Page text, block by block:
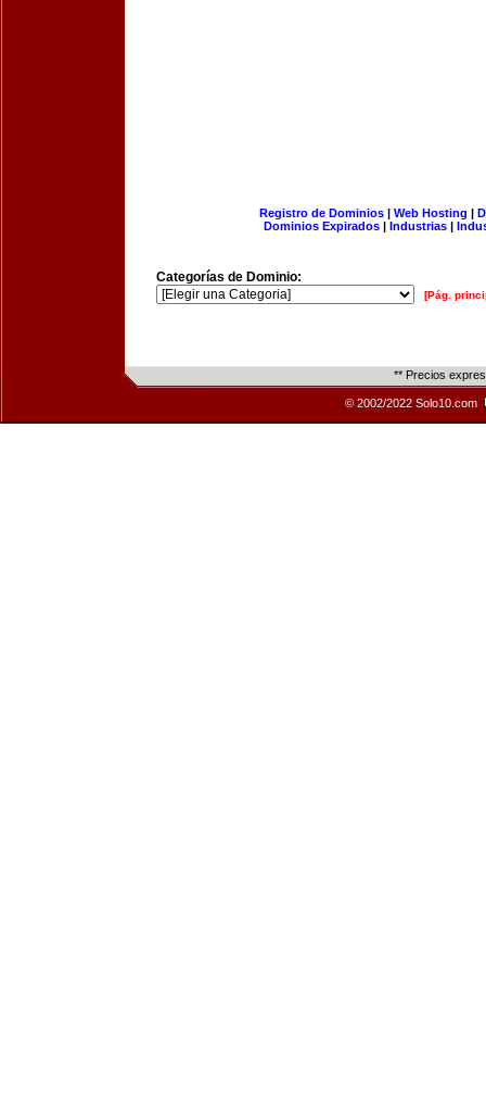
Registro de Dominios| Web Hosting |
Dominios Expirados | Industrias |
Categorías de Dominio:
[Pág.
** Precios
© 2002/2022 Solo10.com